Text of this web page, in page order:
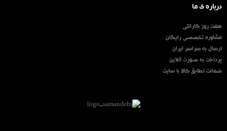
درباره ی ما
هفت روز گارانتی
مشاوره تخصصی رایگان
ارسال به سراسر ایران
پرداخت به صورت آنلاین
ضمانت تطابق کالا با سایت